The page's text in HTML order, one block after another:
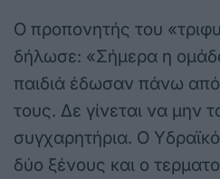
Ο προπονητής του
δήλωσε: «Σήμερα η
παιδιά έδωσαν πάνω
τους. Δε γίνεται να μην
συγχαρητήρια. Ο
δύο ξένους και ο